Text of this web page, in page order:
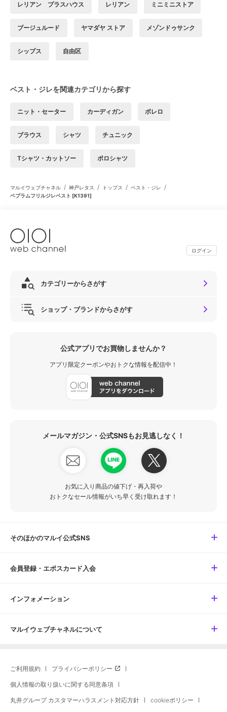
レリアン プラスハウス レリアン ミニミニストア
ブージュルード ヤマダヤ ストア メゾンドゥサンク
シップス 自由区
ベスト・ジレを関連カテゴリから探す
ニット・セーター カーディガン ボレロ
ブラウス シャツ チュニック
Tシャツ・カットソー ポロシャツ
マルイウェブチャネル / 神戸レタス / トップス / ベスト・ジレ /
ペプラムフリルジレベスト [K1391]
ログイン
カテゴリーからさがす
ショップ・ブランドからさがす
公式アプリでお買物しませんか？
アプリ限定クーポンやおトクな情報を配信中！
メールマガジン・公式SNSもお見逃しなく！
お気に入り商品の値下げ・再入荷や
おトクなセール情報がいち早く受け取れます！
そのほかのマルイ公式SNS
会員登録・エポスカード入会
インフォメーション
マルイウェブチャネルについて
ご利用規約 プライバシーポリシー
個人情報の取り扱いに関する同意条項
丸井グループ カスタマーハラスメント対応方針 cookieポリシー